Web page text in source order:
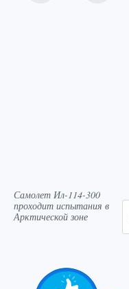
Самолет Ил-114-300
проходит испытания в
Арктической зоне